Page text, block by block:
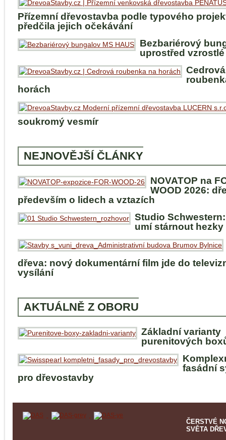
Přízemní dřevostavba podle typového
předčila jejich očekávání
Bezbariérový
uprostřed
Cedrová
horách
soukromý vesmír
NEJNOVĚJŠÍ ČLÁNKY
NOVATOP na
WOOD 2026:
především o lidech a vztazích
Studio
umí stárnout hezky
dřeva: nový dokumentární film jde do
vysílání
AKTUÁLNĚ Z OBORU
Základní varianty
purenitových
fasádní
pro dřevostavby
ČERSTVÉ
SVĚTA